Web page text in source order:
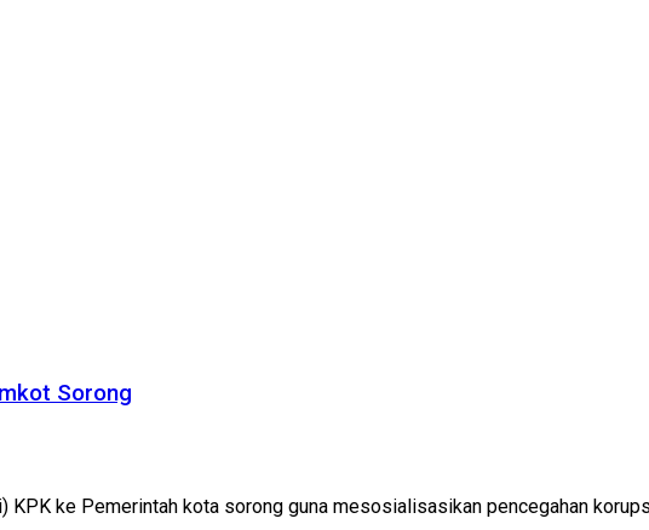
Sorong
ke Pemerintah kota sorong guna mesosialisasikan pencegahan